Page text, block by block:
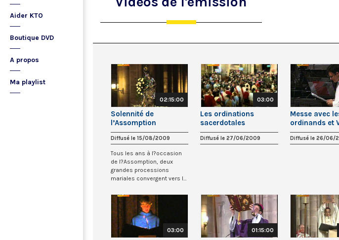
Aider KTO
Boutique DVD
A propos
Ma playlist
02:15:00
Solennité de
l’Assomption
Diffusé le 15/08/2009
Tous les ans à l?occasion
de l?Assomption, deux
grandes processions
mariales convergent vers la
03:00
Les ordinations
sacerdotales
Diffusé le 27/06/2009
Messe avec
ordinands et
de Prière
Diffusé le 26/06/
03:00 01:15:00